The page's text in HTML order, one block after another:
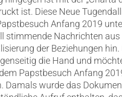
ist. Diese Neue
Anfang 2019
stimmende Nachrichten aus
der Beziehungen
die Hand und
Papstbesuch Anfang
Damals wurde das